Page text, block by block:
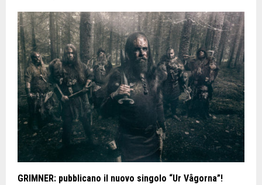
GRIMNER: pubblicano il nuovo singolo “Ur Vågorna”!